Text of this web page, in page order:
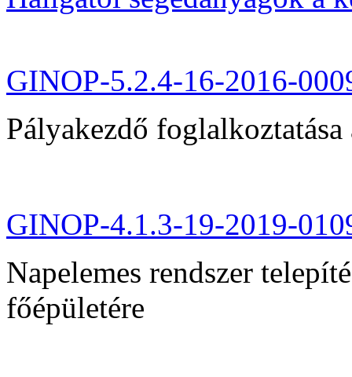
GINOP-5.2.4-16-2016-
Pályakezdő
GINOP-4.1.3-19-2019-
Napelemes rendszer
főépületére